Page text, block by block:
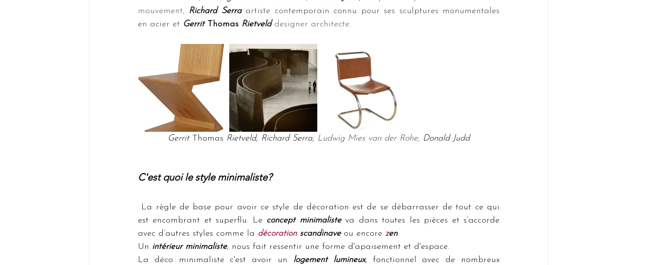
mouvement, Richard Serra artiste contemporain connu pour ses sculptures monumentales
en acier et Gerrit Thomas Rietveld designer architecte.
Gerrit Thomas Rietveld, Richard Serra, Ludwig Mies van der Rohe, Donald Judd
C'est quoi le style minimaliste?
est encombrant et superflu. Le concept minimaliste va dans toutes les pièces et s’accorde
avec d’autres styles comme la décoration scandinave ou encore zen.
Un intérieur minimaliste, nous fait ressentir une forme d'apaisement et d'espace.
La déco minimaliste c'est avoir un logement lumineux, fonctionnel avec de nombreux